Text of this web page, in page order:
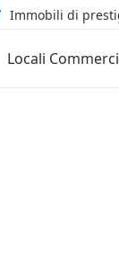
Immobili di
Locali